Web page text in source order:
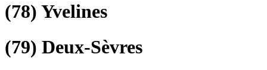
(78) Yvelines
(79) Deux-Sèvres